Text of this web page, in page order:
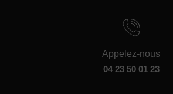
Appelez-nous
04 23 50 01 23